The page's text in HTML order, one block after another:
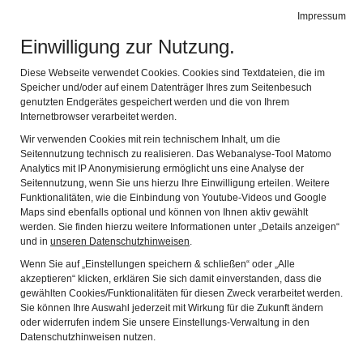
Impressum
Einwilligung zur Nutzung.
Diese Webseite verwendet Cookies. Cookies sind Textdateien, die im
Speicher und/oder auf einem Datenträger Ihres zum Seitenbesuch
genutzten Endgerätes gespeichert werden und die von Ihrem
Internetbrowser verarbeitet werden.
Wir verwenden Cookies mit rein technischem Inhalt, um die
Seitennutzung technisch zu realisieren. Das Webanalyse-Tool Matomo
Analytics mit IP Anonymisierung ermöglicht uns eine Analyse der
Seitennutzung, wenn Sie uns hierzu Ihre Einwilligung erteilen. Weitere
Funktionalitäten, wie die Einbindung von Youtube-Videos und Google
Maps sind ebenfalls optional und können von Ihnen aktiv gewählt
werden. Sie finden hierzu weitere Informationen unter „Details anzeigen“
und in unseren Datenschutzhinweisen.
Wenn Sie auf „Einstellungen speichern & schließen“ oder „Alle
akzeptieren“ klicken, erklären Sie sich damit einverstanden, dass die
gewählten Cookies/Funktionalitäten für diesen Zweck verarbeitet werden.
Sie können Ihre Auswahl jederzeit mit Wirkung für die Zukunft ändern
oder widerrufen indem Sie unsere Einstellungs-Verwaltung in den
Datenschutzhinweisen nutzen.
HERZLICH WILLKOMMEN
Das Oberviechtacher Doktor-Eisenbarth- und
Stadtmuseum heißt Sie herzlich auf seiner Homepage
willkommen.
Ein neues Angebot auf unserer Website:
Doktor Eisenbarth führt Sie in einem Video durch
"sein" Museum.